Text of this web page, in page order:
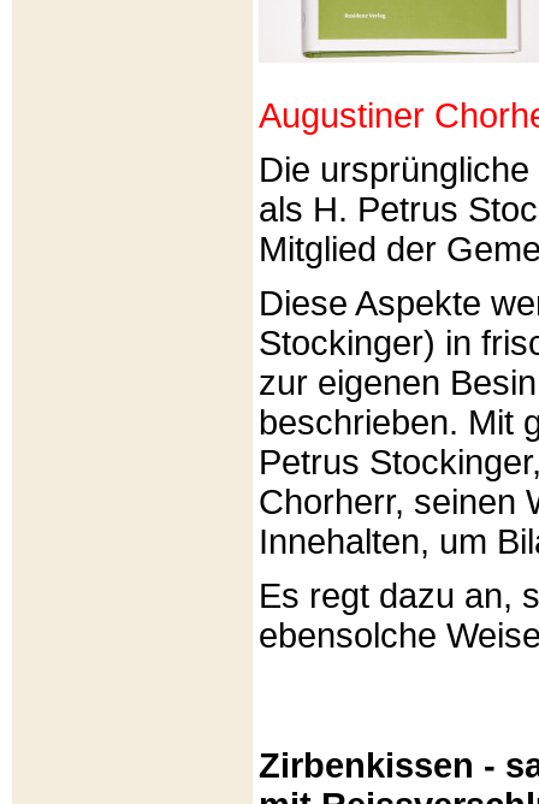
Augustiner
Die
als H. Petrus
Mitglied der
Diese Aspekte
Stockinger) in
zur eigenen
beschrieben. Mit
Petrus
Chorherr, seinen
Innehalten, um
Es regt dazu an,
ebensolche
Zirbenkissen -